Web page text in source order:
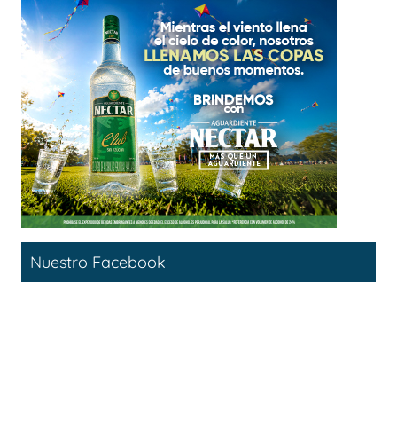
Nuestro Facebook